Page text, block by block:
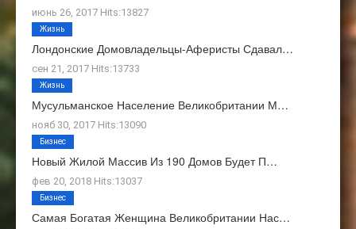
июнь 26, 2017 Hits:13827
Лондонские Домовладельцы-Аферисты Сдавал…
сен 21, 2017 Hits:13733
Жизнь
Мусульманское Население Великобритании М…
нояб 30, 2017 Hits:13090
Жизнь
Новый Жилой Массив Из 190 Домов Будет П…
фев 20, 2018 Hits:13037
Бизнес
Самая Богатая Женщина Великобритании Нас…
Бизнес